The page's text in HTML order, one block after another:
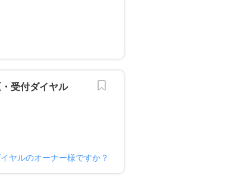
受付ダイヤル
ヤルのオーナー様ですか？